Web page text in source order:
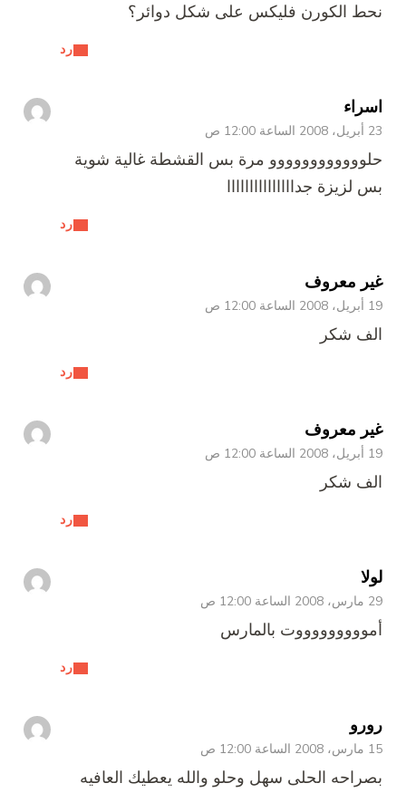
رد
نحط الكورن فليكس على شكل دوائر؟
اسراء
23 أبريل، 2008 الساعة 12:00 ص
رد
حلوووووووووووو مرة بس القشطة غالية شوية
بس لزيزة جدااااااااااااااا
غير معروف
19 أبريل، 2008 الساعة 12:00 ص
رد
الف شكر
غير معروف
19 أبريل، 2008 الساعة 12:00 ص
رد
الف شكر
لولا
29 مارس، 2008 الساعة 12:00 ص
رد
أموووووووووت بالمارس
رورو
15 مارس، 2008 الساعة 12:00 ص
بصراحه الحلى سهل وحلو والله يعطيك العافيه